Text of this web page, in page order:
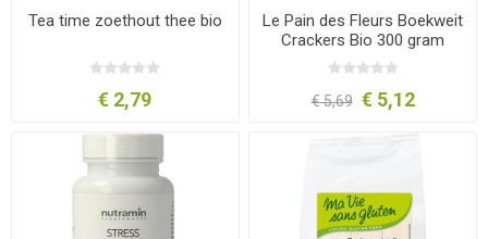
Tea time zoethout thee bio
€ 2,79
Le Pain des Fleurs Boekweit
Crackers Bio 300 gram
€ 5,69 € 5,12